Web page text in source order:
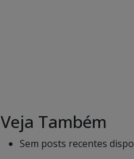
Veja Também
Sem posts recentes